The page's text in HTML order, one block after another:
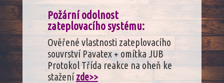
Požární odolnost
zateplovacího systému:
Ověřené vlastnosti zateplovacího
souvrství Pavatex + omítka JUB
Protokol Třída reakce na oheň ke
staženízde>>